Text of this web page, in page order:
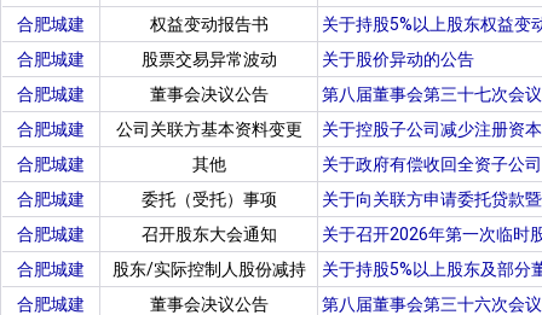
合肥城建
权益变动报告书
关于持股5%以上股东权益变
合肥城建
股票交易异常波动
关于股价异动的公告
合肥城建
董事会决议公告
第八届董事会第三十七次会
合肥城建
公司关联方基本资料变更
关于控股子公司减少注册资
合肥城建
其他
关于政府有偿收回全资子公
合肥城建
委托（受托）事项
关于向关联方申请委托贷款
合肥城建
召开股东大会通知
关于召开2026年第一次临时
合肥城建
股东/实际控制人股份减持
关于持股5%以上股东及部分
合肥城建
董事会决议公告
第八届董事会第三十六次会